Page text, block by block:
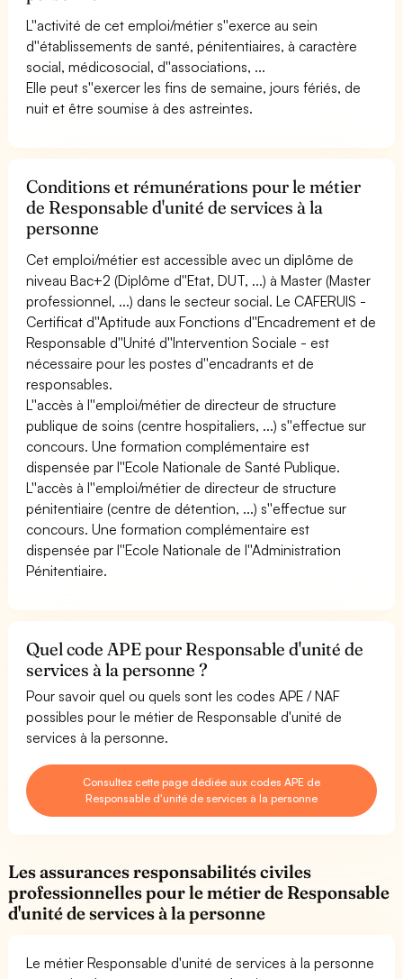
L''activité de cet emploi/métier s''exerce au sein
d''établissements de santé, pénitentiaires, à caractère
social, médicosocial, d''associations, ...
Elle peut s''exercer les fins de semaine, jours fériés, de
nuit et être soumise à des astreintes.
Conditions et rémunérations pour le métier
de Responsable d'unité de services à la
personne
Cet emploi/métier est accessible avec un diplôme de
niveau Bac+2 (Diplôme d''Etat, DUT, ...) à Master (Master
professionnel, ...) dans le secteur social. Le CAFERUIS -
Certificat d''Aptitude aux Fonctions d''Encadrement et de
Responsable d''Unité d''Intervention Sociale - est
nécessaire pour les postes d''encadrants et de
responsables.
L''accès à l''emploi/métier de directeur de structure
publique de soins (centre hospitaliers, ...) s''effectue sur
concours. Une formation complémentaire est
dispensée par l''Ecole Nationale de Santé Publique.
L''accès à l''emploi/métier de directeur de structure
pénitentiaire (centre de détention, ...) s''effectue sur
concours. Une formation complémentaire est
dispensée par l''Ecole Nationale de l''Administration
Pénitentiaire.
Quel code APE pour Responsable d'unité de
services à la personne ?
Pour savoir quel ou quels sont les codes APE / NAF
possibles pour le métier de Responsable d'unité de
services à la personne.
Consultez cette page dédiée aux codes APE de
Responsable d'unité de services à la personne
Les assurances responsabilités civiles
professionnelles pour le métier de Responsable
d'unité de services à la personne
Le métier Responsable d'unité de services à la personne